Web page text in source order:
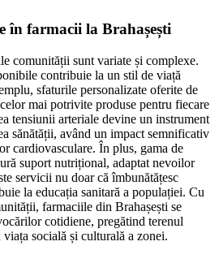
în farmacii la Brahașești
comunității sunt variate și complexe.
contribuie la un stil de viață
sfaturile personalizate oferite de
mai potrivite produse pentru fiecare
tensiunii arteriale devine un instrument
sănătății, având un impact semnificativ
cardiovasculare. În plus, gama de
suport nutrițional, adaptat nevoilor
servicii nu doar că îmbunătățesc
la educația sanitară a populației. Cu
farmaciile din Brahașești se
cotidiene, pregătind terenul
socială și culturală a zonei.